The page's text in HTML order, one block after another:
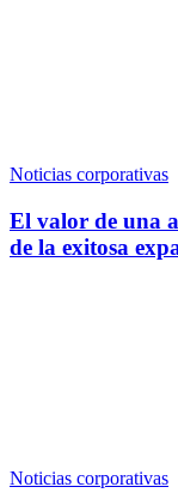
Noticias corporativas
El valor de una
de la exitosa
Noticias corporativas